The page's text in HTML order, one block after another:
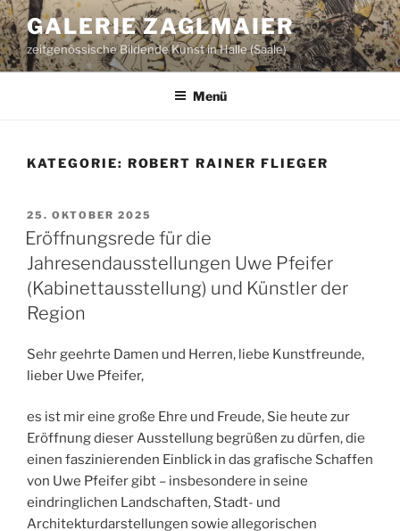
Zum
Inhalt
springen
GALERIE ZAGLMAIER
zeitgenössische Bildende Kunst in Halle (Saale)
Menü
KATEGORIE: ROBERT RAINER FLIEGER
VERÖFFENTLICHT
AM
25. OKTOBER 2025
Eröffnungsrede für die
Jahresendausstellungen Uwe Pfeifer
(Kabinettausstellung) und Künstler der
Region
Sehr geehrte Damen und Herren, liebe Kunstfreunde,
lieber Uwe Pfeifer,
es ist mir eine große Ehre und Freude, Sie heute zur
Eröffnung dieser Ausstellung begrüßen zu dürfen, die
einen faszinierenden Einblick in das grafische Schaffen
von Uwe Pfeifer gibt – insbesondere in seine
eindringlichen Landschaften, Stadt- und
Architekturdarstellungen sowie allegorischen